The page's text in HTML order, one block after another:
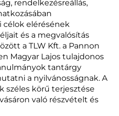
rendelkezésreállás,
célok elérésének
és a megvalósítás
a TLW Kft. a Pannon
Magyar Lajos tulajdonos
tantárgy
a nyilvánosságnak. A
széles körű terjesztése
való részvételt és